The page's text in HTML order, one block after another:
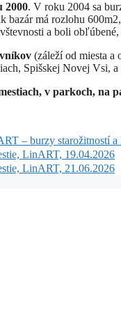
2000. V roku 2004 sa
bazár má rozlohu
a boli
(záleží od miesta a
Spišskej Novej Vsi,
v parkoch, na
– burzy starožitností a
LinART, 19.04.2026
LinART, 21.06.2026